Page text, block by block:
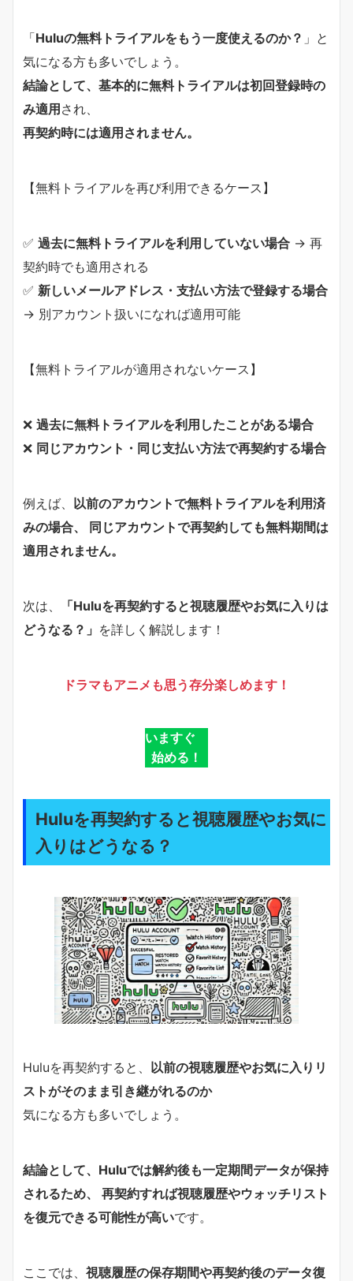
「Huluの無料トライアルをもう一度使えるのか？ 」と
気になる方も多いでしょう。
結論として、基本的に無料トライアルは初回登録時の
み適用 され、
再契約時には適用されません。
【無料トライアルを再び利用できるケース】
✅ 過去に無料トライアルを利用していない場合 → 再
契約時でも適用される
✅ 新しいメールアドレス・支払い方法で登録する場合
→ 別アカウント扱いになれば適用可能
【無料トライアルが適用されないケース】
❌ 過去に無料トライアルを利用したことがある場合
❌ 同じアカウント・同じ支払い方法で再契約する場合
例えば、 以前のアカウントで無料トライアルを利用済
みの場合、 同じアカウントで再契約しても無料期間は
適用されません。
次は、
「Huluを再契約すると視聴履歴やお気に入りは
どうなる？」 を詳しく解説します！
ドラマもアニメも思う存分楽しめます！
いますぐ
始める！
Huluを再契約すると視聴履歴やお気に
入りはどうなる？
Huluを再契約すると、 以前の視聴履歴やお気に入りリ
ストがそのまま引き継がれるのか
気になる方も多いでしょう。
結論として、Huluでは解約後も一定期間データが保持
されるため、 再契約すれば視聴履歴やウォッチリスト
を復元できる可能性が高いです。
ここでは、 視聴履歴の保存期間や再契約後のデータ復